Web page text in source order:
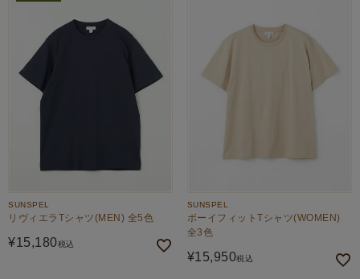
SUNSPEL
リヴィエラTシャツ(MEN) 全5色
¥15,180税込
SUNSPEL
ボーイフィットTシャツ(WOMEN)
全3色
¥15,950税込